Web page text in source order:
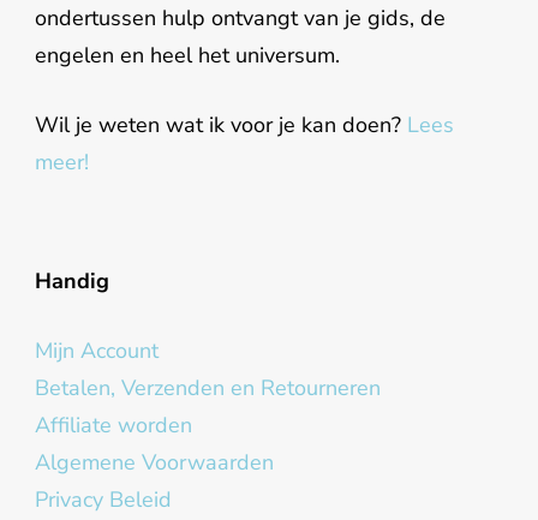
ondertussen hulp ontvangt van je gids, de
engelen en heel het universum.
Wil je weten wat ik voor je kan doen? Lees
meer!
Handig
Mijn Account
Betalen, Verzenden en Retourneren
Affiliate worden
Algemene Voorwaarden
Privacy Beleid